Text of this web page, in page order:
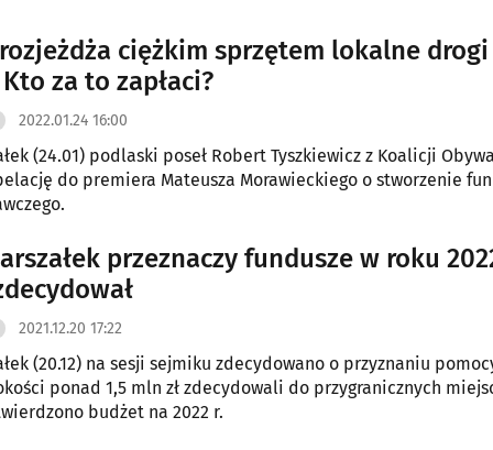
ciężkim sprzętem lokalne
za to zapłaci?
2022.01.24 16:00
(24.01) podlaski poseł Robert Tyszkiewicz z Koalicji
do premiera Mateusza Morawieckiego o stworzenie
przeznaczy fundusze w roku
2021.12.20 17:22
(20.12) na sesji sejmiku zdecydowano o przyznaniu
ponad 1,5 mln zł zdecydowali do przygranicznych
budżet na 2022 r.